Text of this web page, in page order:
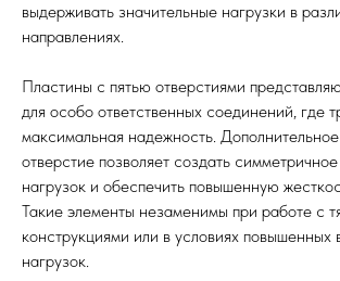
выдерживать значительные нагрузки в
направлениях.
Пластины с пятью отверстиями
для особо ответственных соединений, где
максимальная надежность.
отверстие позволяет создать
нагрузок и обеспечить повышенную
Такие элементы незаменимы при работе с
конструкциями или в условиях повышенных
нагрузок.